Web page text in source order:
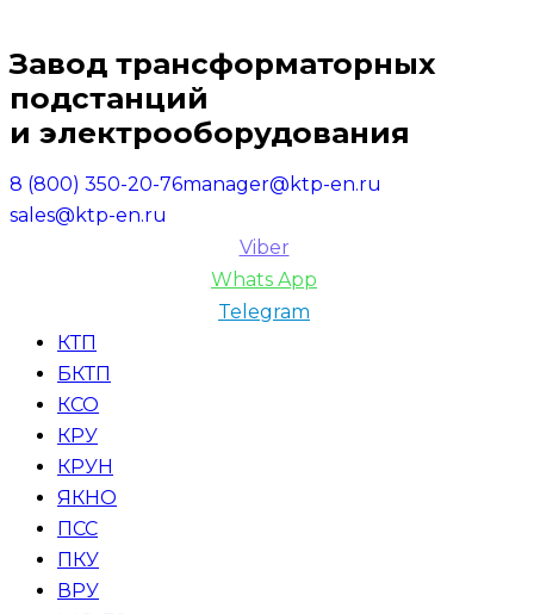
Завод трансформаторных
подстанций
и электрооборудования
8 (800) 350-20-76manager@ktp-en.ru
sales@ktp-en.ru
Viber
Whats App
Telegram
КТП
БКТП
КСО
КРУ
КРУН
ЯКНО
ПСС
ПКУ
ВРУ